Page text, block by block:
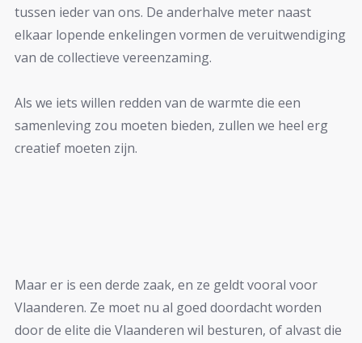
tussen ieder van ons. De anderhalve meter naast
elkaar lopende enkelingen vormen de veruitwendiging
van de collectieve vereenzaming.
Als we iets willen redden van de warmte die een
samenleving zou moeten bieden, zullen we heel erg
creatief moeten zijn.
Maar er is een derde zaak, en ze geldt vooral voor
Vlaanderen. Ze moet nu al goed doordacht worden
door de elite die Vlaanderen wil besturen, of alvast die